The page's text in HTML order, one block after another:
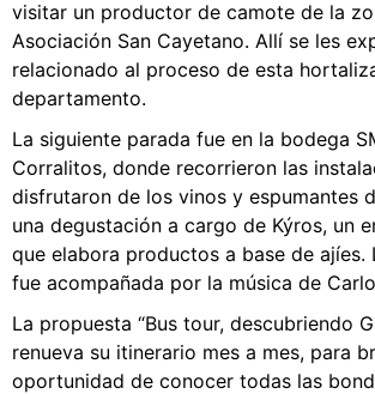
visitar un productor de camote de la
Asociación San Cayetano. Allí se les
relacionado al proceso de esta
departamento.
La siguiente parada fue en la bodega
Corralitos, donde recorrieron las
disfrutaron de los vinos y espumantes
una degustación a cargo de Kýros, un
que elabora productos a base de ajíes.
fue acompañada por la música de
La propuesta “Bus tour, descubriendo
renueva su itinerario mes a mes, para
oportunidad de conocer todas las